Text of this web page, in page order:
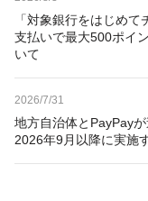
「対象銀行をはじめ
支払いで最大500ポイ
いて
2026/7/31
地方自治体とPayPay
2026年9月以降に実施